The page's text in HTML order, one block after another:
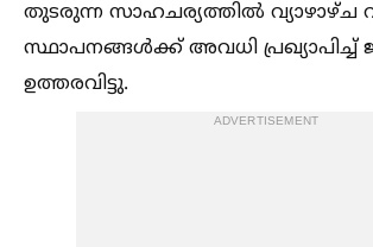
തുടരുന്ന സാഹചര്യത്തില്‍ വ്യാഴാഴ്ച
സ്ഥാപനങ്ങള്‍ക്ക് അവധി പ്രഖ്യാപിച്ച്‌
ഉത്തരവിട്ടു.
ADVERTISEMENT